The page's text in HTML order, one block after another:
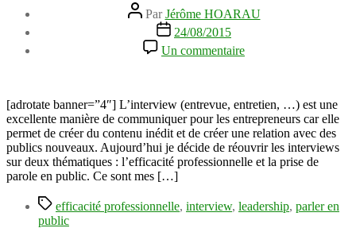
Auteur
de
l’article
ParJérôme HOARAU
Date
de
l’article
24/08/2015
Un commentaire
Se
:
efficacité
professionnelle
et
parler
[adrotate banner=”4″] L’interview (entrevue, entretien, …) est une
excellente manière de communiquer pour les entrepreneurs car elle
permet de créer du contenu inédit et de créer une relation avec des
publics nouveaux. Aujourd’hui je décide de réouvrir les interviews
sur deux thématiques : l’efficacité professionnelle et la prise de
parole en public. Ce sont mes […]
Étiquettes
efficacité professionnelle, interview, leadership, parler en
public